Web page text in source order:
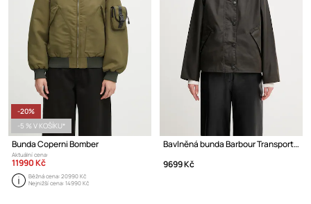
-20%
-5 % V KOŠÍKU*
Bunda Coperni Bomber
Aktuální cena:
11990 Kč
Běžná cena:20990 Kč
Nejnižší cena:14990 Kč
Bavlněná bunda Barbour Transport Wax Jacket
9699 Kč